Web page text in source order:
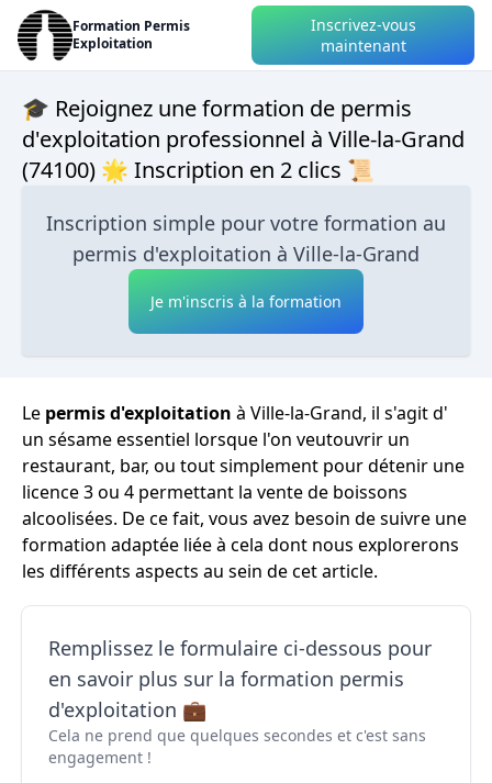
Formation Permis
Exploitation
Inscrivez-vous
maintenant
🎓 Rejoignez une formation de permis
d'exploitation professionnel à Ville-la-Grand
(74100) 🌟 Inscription en 2 clics 📜
Inscription simple pour votre formation au
permis d'exploitation à Ville-la-Grand
Je m'inscris à la formation
Le permis d'exploitation à Ville-la-Grand, il s'agit d'
un sésame essentiel lorsque l'on veutouvrir un
restaurant, bar, ou tout simplement pour détenir une
licence 3 ou 4 permettant la vente de boissons
alcoolisées. De ce fait, vous avez besoin de suivre une
formation adaptée liée à cela dont nous explorerons
les différents aspects au sein de cet article.
Remplissez le formulaire ci-dessous pour
en savoir plus sur la formation permis
d'exploitation 💼
Cela ne prend que quelques secondes et c'est sans
engagement !